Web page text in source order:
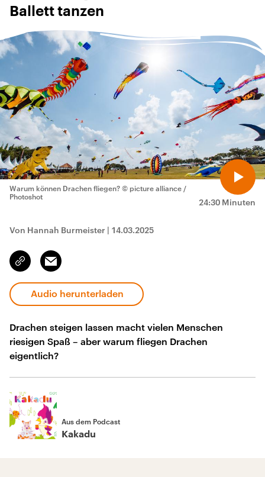
Ballett tanzen
24:30 Minuten
Warum können Drachen fliegen? © picture alliance /
Photoshot
Von Hannah Burmeister | 14.03.2025
Link
kopieren/teilen
Email
Audio herunterladen
Drachen steigen lassen macht vielen Menschen
riesigen Spaß – aber warum fliegen Drachen
eigentlich?
Aus dem Podcast
Kakadu